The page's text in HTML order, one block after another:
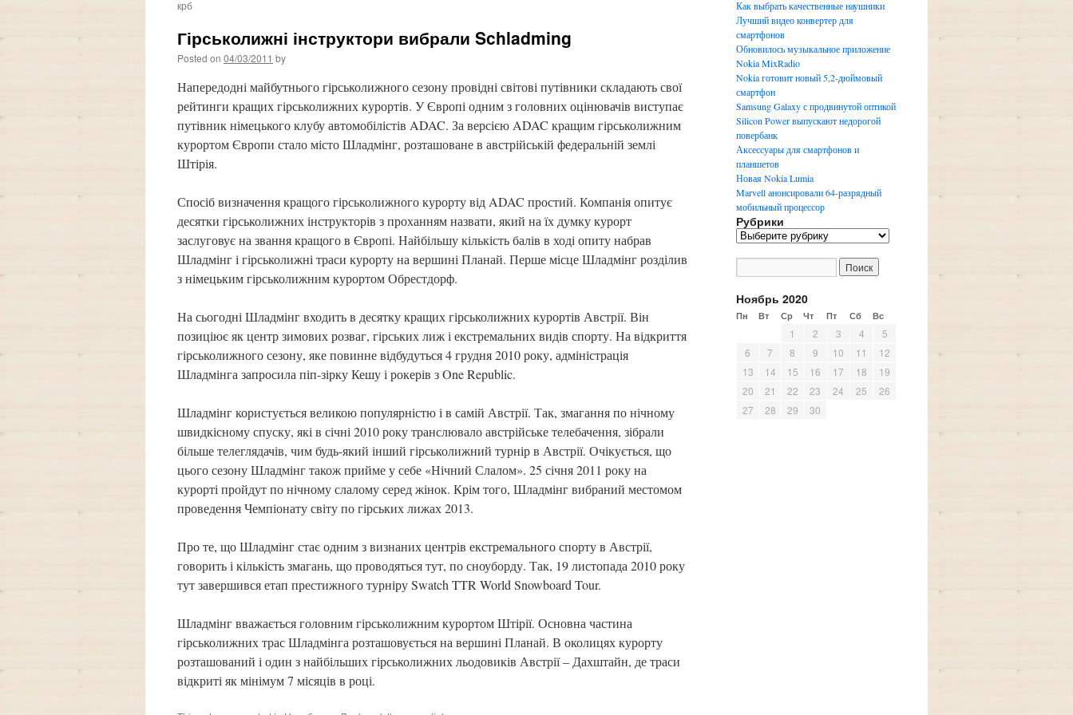
крб
Гірськолижні інструктори вибрали Schladming
Posted on 04/03/2011 by
Напередодні майбутнього гірськолижного сезону провідні світові путівники складають свої
рейтинги кращих гірськолижних курортів. У Європі одним з головних оцінювачів виступає
путівник німецького клубу автомобілістів ADAC. За версією ADAC кращим гірськолижним
курортом Європи стало місто Шладмінг, розташоване в австрійській федеральній землі
Штірія.
Спосіб визначення кращого гірськолижного курорту від ADAC простий. Компанія опитує
десятки гірськолижних інструкторів з проханням назвати, який на їх думку курорт
заслуговує на звання кращого в Європі. Найбільшу кількість балів в ході опиту набрав
Шладмінг і гірськолижні траси курорту на вершині Планай. Перше місце Шладмінг розділив
з німецьким гірськолижним курортом Обрестдорф.
На сьогодні Шладмінг входить в десятку кращих гірськолижних курортів Австрії. Він
позиціює як центр зимових розваг, гірських лиж і екстремальних видів спорту. На відкриття
гірськолижного сезону, яке повинне відбудуться 4 грудня 2010 року, адміністрація
Шладмінга запросила піп-зірку Кешу і рокерів з One Republic.
Шладмінг користується великою популярністю і в самій Австрії. Так, змагання по нічному
швидкісному спуску, які в січні 2010 року транслювало австрійське телебачення, зібрали
більше телеглядачів, чим будь-який інший гірськолижний турнір в Австрії. Очікується, що
цього сезону Шладмінг також прийме у себе «Нічний Слалом». 25 січня 2011 року на
курорті пройдут по нічному слалому серед жінок. Крім того, Шладмінг вибраний местомом
проведення Чемпіонату світу по гірських лижах 2013.
Про те, що Шладмінг стає одним з визнаних центрів екстремального спорту в Австрії,
говорить і кількість змагань, що проводяться тут, по сноуборду. Так, 19 листопада 2010 року
тут завершився етап престижного турніру Swatch TTR World Snowboard Tour.
Шладмінг вважається головним гірськолижним курортом Штірії. Основна частина
гірськолижних трас Шладмінга розташовується на вершині Планай. В околицях курорту
розташований і один з найбільших гірськолижних льодовиків Австрії – Дахштайн, де траси
відкриті як мінімум 7 місяців в році.
Как выбрать качественные наушники
Лучший видео конвертер для
смартфонов
Обновилось музыкальное приложение
Nokia MixRadio
Nokia готовит новый 5,2-дюймовый
смартфон
Samsung Galaxy с продвинутой оптикой
Silicon Power выпускают недорогой
повербанк
Аксессуары для смартфонов и
планшетов
Новая Nokia Lumia
Marvell анонсировали 64-разрядный
мобильный процессор
Рубрики
Р
р
и
к
и
Ноябрь 2020
Пн Вт Ср Чт Пт Сб Вс
1 2 3 4
5
6
7 8 9 10 11
12
13
14 15 16 17 18
19
20
21 22 23 24 25
26
27
28 29 30